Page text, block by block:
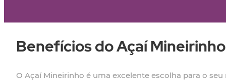
Benefícios do Açaí
O Açaí Mineirinho é uma excelente escolha para o